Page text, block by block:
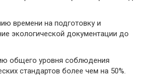
времени на подготовку и
экологической документации до
общего уровня соблюдения
стандартов более чем на 50%.